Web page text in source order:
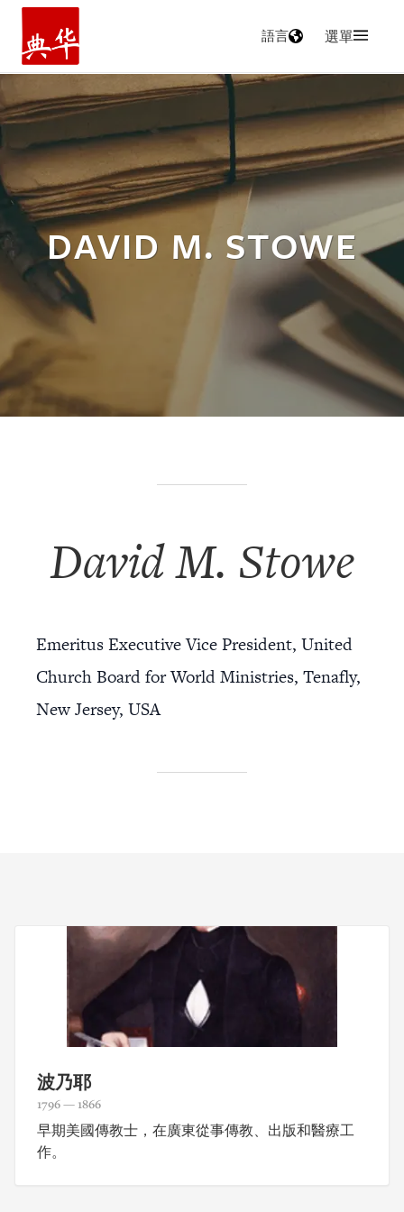
主頁
語言 選單
DAVID M. STOWE
David M. Stowe
Emeritus Executive Vice President, United
Church Board for World Ministries, Tenafly,
New Jersey, USA
波乃耶
1796 — 1866
早期美國傳教士，在廣東從事傳教、出版和醫療工
作。